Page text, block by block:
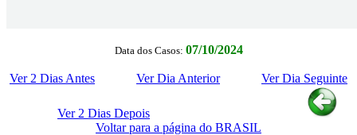
Data dos Casos: 07/10/2024
Ver 2 Dias Antes Ver Dia Anterior Ver Dia Seguinte
Ver 2 Dias Depois
Voltar para a página do BRASIL